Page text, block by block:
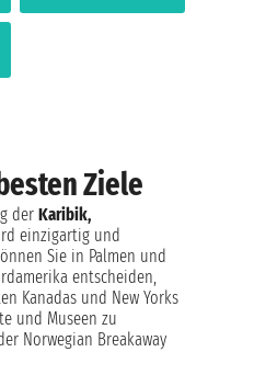
Ziele
der Karibik,
einzigartig und
Sie in Palmen und
entscheiden,
Kanadas und New Yorks
und Museen zu
Norwegian Breakaway